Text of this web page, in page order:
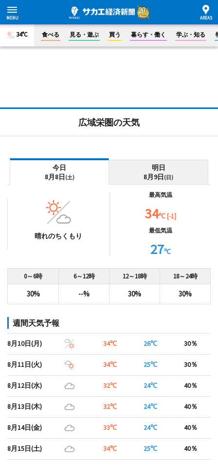
34°C 食べる 見る・遊ぶ 買う 暮らす・働く 学ぶ・知る
広域栄圏の天気
今日
8月8日 (土)
明日
8月9日 (日)
晴れのちくもり
最高気温
34℃ [-1]
最低気温
27℃
0～6時 6～12時 12～18時 18～24時
30% --% 30% 30%
週間天気予報
8月10日(月) 34℃ 26℃ 30％
8月11日(火) 34℃ 25℃ 30％
8月12日(水) 32℃ 24℃ 40％
8月13日(木) 32℃ 24℃ 40％
8月14日(金) 33℃ 24℃ 40％
8月15日(土) 34℃ 25℃ 40％